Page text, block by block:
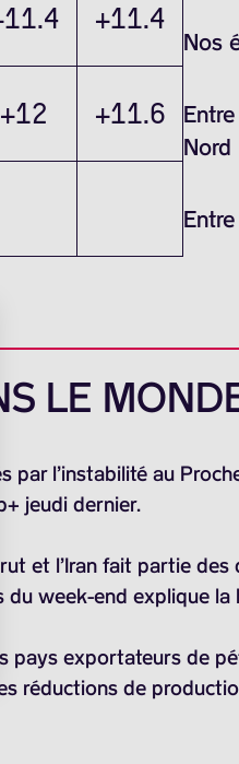
+11.4
+12 +11.6
Nos
Nord
LE
par l’instabilité au
jeudi dernier.
et l’Iran fait partie
week-end explique
pays exportateurs de
réductions de